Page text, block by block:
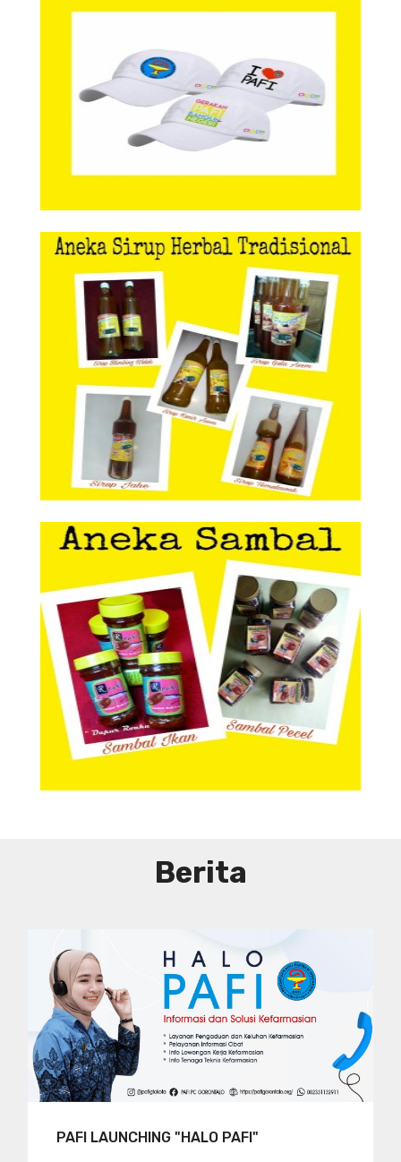
Aneka Sirup Herbal Tradisional
Aneka Sirup Herbal
Tradisional
Aneka Sambal
Aneka Sambal
Berita
PAFI LAUNCHING "HALO PAFI"